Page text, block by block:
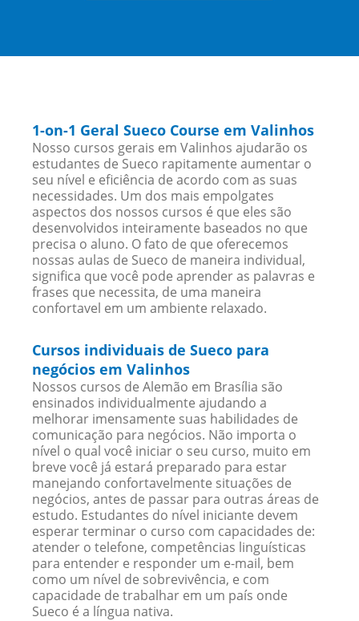
1-on-1 Geral Sueco Course em Valinhos
Nosso cursos gerais em Valinhos ajudarão os
estudantes de Sueco rapitamente aumentar o
seu nível e eficiência de acordo com as suas
necessidades. Um dos mais empolgates
aspectos dos nossos cursos é que eles são
desenvolvidos inteiramente baseados no que
precisa o aluno. O fato de que oferecemos
nossas aulas de Sueco de maneira individual,
significa que você pode aprender as palavras e
frases que necessita, de uma maneira
confortavel em um ambiente relaxado.
Cursos individuais de Sueco para
negócios em Valinhos
Nossos cursos de Alemão em Brasília são
ensinados individualmente ajudando a
melhorar imensamente suas habilidades de
comunicação para negócios. Não importa o
nível o qual você iniciar o seu curso, muito em
breve você já estará preparado para estar
manejando confortavelmente situações de
negócios, antes de passar para outras áreas de
estudo. Estudantes do nível iniciante devem
esperar terminar o curso com capacidades de:
atender o telefone, competências linguísticas
para entender e responder um e-mail, bem
como um nível de sobrevivência, e com
capacidade de trabalhar em um país onde
Sueco é a língua nativa.